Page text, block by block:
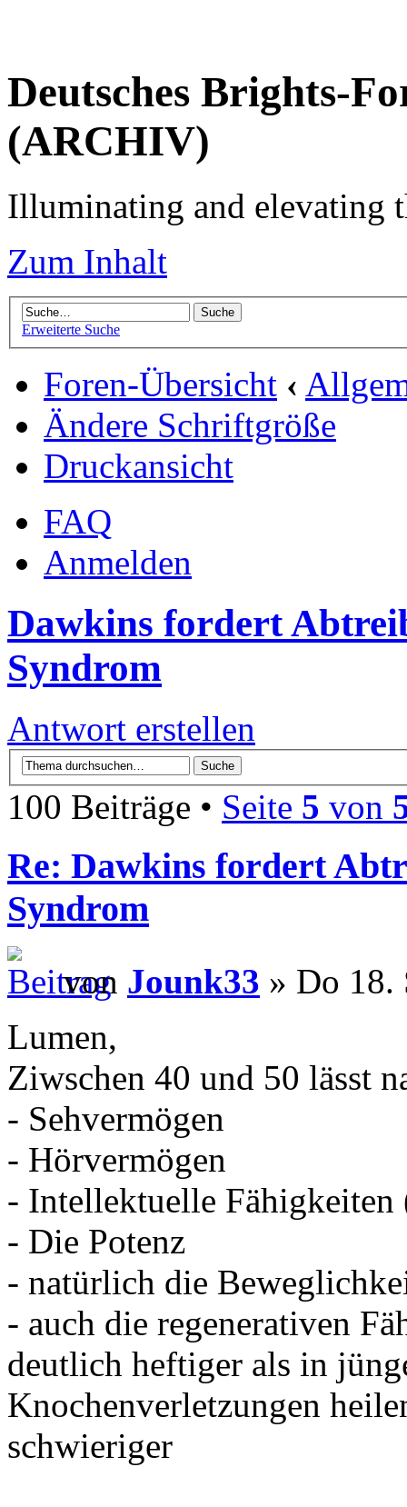
Deutsches Brights-
(ARCHIV)
Illuminating and elevating
Zum Inhalt
Erweiterte Suche
Foren-Übersicht ‹
Ändere Schriftgröße
Druckansicht
FAQ
Anmelden
Dawkins fordert
Syndrom
Antwort erstellen
100 Beiträge • Seite 5 von
Re: Dawkins fordert
Syndrom
von Jounk33 » Do 18.
Lumen,
Ziwschen 40 und 50 lässt
- Sehvermögen
- Hörvermögen
- Intellektuelle
- Die Potenz
- natürlich die
- auch die regenerativen
deutlich heftiger als in
Knochenverletzungen
schwieriger